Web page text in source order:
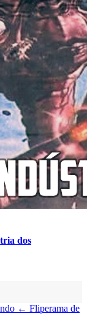
dos
← Fliperama de